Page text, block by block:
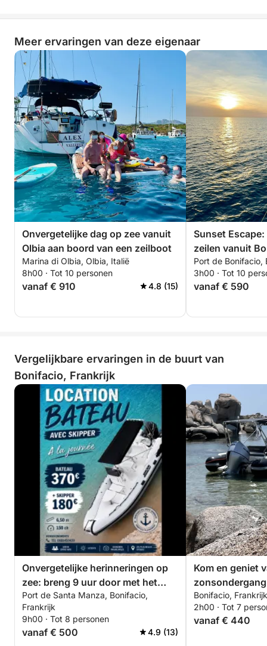
Een exclusieve dag, weg van de drukte, om de
mooiste landschappen tussen Corsica en Sardinië te
ontdekken in een elegante en gastvrije omgeving.
Neem gerust contact met ons op om uw reis op
maat te organiseren.
Thomas & Juliette
Meer ervaringen van deze eigenaar
Onvergetelijke dag op zee vanuit
Olbia aan boord van een zeilboot
Marina di Olbia, Olbia, Italië
8h00 · Tot 10 personen
vanaf € 910 4.8 (15)
Sunset
zeilen vanuit
Port de Bonifacio,
3h00 · Tot 10
vanaf € 590
Vergelijkbare ervaringen in de buurt van
Bonifacio, Frankrijk
Onvergetelijke herinneringen op
zee: breng 9 uur door met het
verkennen van Bonifacio.
Port de Santa Manza, Bonifacio,
Frankrijk
9h00 · Tot 8 personen
vanaf € 500 4.9 (13)
Kom en geniet
Bonifacio, Frankrijk
2h00 · Tot 7
vanaf € 440